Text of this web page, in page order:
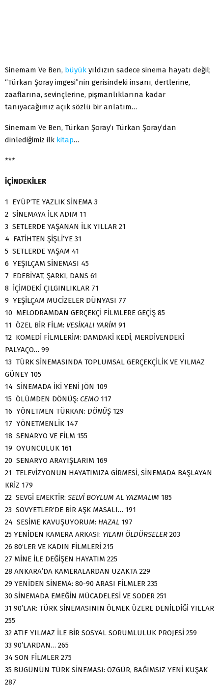
Sinemam Ve Ben, büyük yıldızın sadece sinema hayatı değil;
“Türkan Şoray imgesi”nin gerisindeki insanı, dertlerine,
zaaflarına, sevinçlerine, pişmanlıklarına kadar
tanıyacağımız açık sözlü bir anlatım…
Sinemam Ve Ben, Türkan Şoray’ı Türkan Şoray’dan
dinlediğimiz ilk kitap…
***
İÇİNDEKİLER
1 EYÜP’TE YAZLIK SİNEMA 3
2 SİNEMAYA İLK ADIM 11
3 SETLERDE YAŞANAN İLK YILLAR 21
4 FATİHTEN ŞİŞLİ’YE 31
5 SETLERDE YAŞAM 41
6 YEŞILÇAM SİNEMASI 45
7 EDEBİYAT, ŞARKI, DANS 61
8 İÇİMDEKİ ÇILGINLIKLAR 71
9 YEŞİLÇAM MUCİZELER DÜNYASI 77
10 MELODRAMDAN GERÇEKÇİ FİLMLERE GEÇİŞ 85
11 ÖZEL BİR FİLM: VESİKALI YARİM 91
12 KOMEDİ FİLMLERİM: DAMDAKİ KEDİ, MERDİVENDEKİ
PALYAÇO… 99
13 TÜRK SİNEMASINDA TOPLUMSAL GERÇEKÇİLİK VE YILMAZ
GÜNEY 105
14 SİNEMADA İKİ YENİ JÖN 109
15 ÖLÜMDEN DÖNÜŞ: CEMO 117
16 YÖNETMEN TÜRKAN: DÖNÜŞ 129
17 YÖNETMENLİK 147
18 SENARYO VE FİLM 155
19 OYUNCULUK 161
20 SENARYO ARAYIŞLARIM 169
21 TELEVİZYONUN HAYATIMIZA GİRMESİ, SİNEMADA BAŞLAYAN
KRİZ 179
22 SEVGİ EMEKTİR: SELVİ BOYLUM AL YAZMALIM 185
23 SOVYETLER’DE BİR AŞK MASALI… 191
24 SESİME KAVUŞUYORUM: HAZAL 197
25 YENİDEN KAMERA ARKASI: YILANI ÖLDÜRSELER 203
26 80‘LER VE KADIN FİLMLERİ 215
27 MİNE İLE DEĞİŞEN HAYATIM 225
28 ANKARA’DA KAMERALARDAN UZAKTA 229
29 YENİDEN SİNEMA: 80-90 ARASI FİLMLER 235
30 SİNEMADA EMEĞİN MÜCADELESİ VE SODER 251
31 90’LAR: TÜRK SİNEMASININ ÖLMEK ÜZERE DENİLDİĞİ YILLAR
255
32 ATIF YILMAZ İLE BİR SOSYAL SORUMLULUK PROJESİ 259
33 90’LARDAN… 265
34 SON FİLMLER 275
35 BUGÜNÜN TÜRK SİNEMASI: ÖZGÜR, BAĞIMSIZ YENİ KUŞAK
287